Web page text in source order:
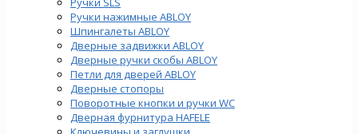
Ручки нажимные ABLOY
Шпингалеты ABLOY
Дверные задвижки ABLOY
Дверные ручки скобы ABLOY
Петли для дверей ABLOY
Дверные стопоры
Поворотные кнопки и ручки WC
Дверная фурнитура HAFELE